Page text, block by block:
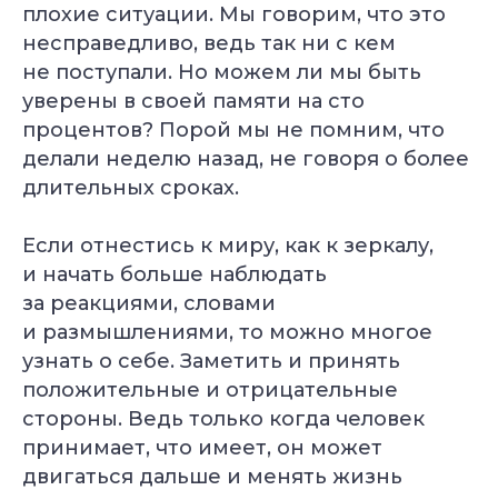
плохие ситуации. Мы говорим, что это
несправедливо, ведь так ни с кем
не поступали. Но можем ли мы быть
уверены в своей памяти на сто
процентов? Порой мы не помним, что
делали неделю назад, не говоря о более
длительных сроках.
Если отнестись к миру, как к зеркалу,
и начать больше наблюдать
за реакциями, словами
и размышлениями, то можно многое
узнать о себе. Заметить и принять
положительные и отрицательные
стороны. Ведь только когда человек
принимает, что имеет, он может
двигаться дальше и менять жизнь